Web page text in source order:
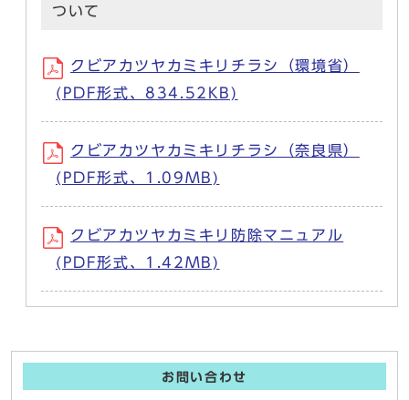
ついて
クビアカツヤカミキリチラシ（環境省）
(PDF形式、834.52KB)
クビアカツヤカミキリチラシ（奈良県）
(PDF形式、1.09MB)
クビアカツヤカミキリ防除マニュアル
(PDF形式、1.42MB)
お問い合わせ